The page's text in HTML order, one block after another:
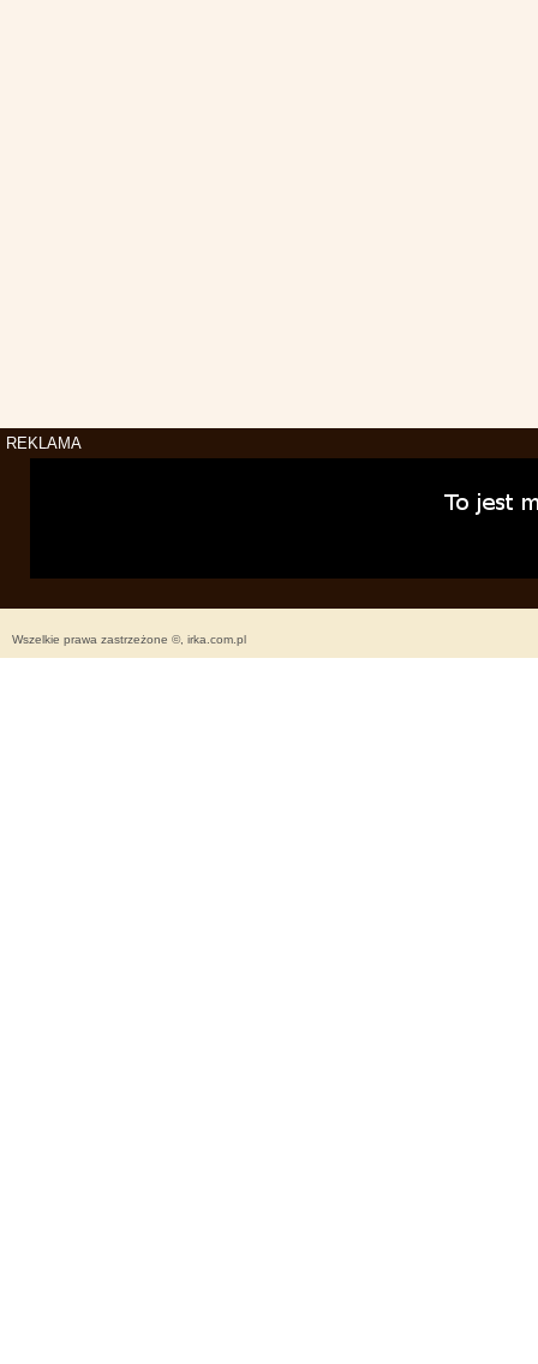
REKLAMA
Wszelkie prawa zastrzeżone ©, irka.com.pl